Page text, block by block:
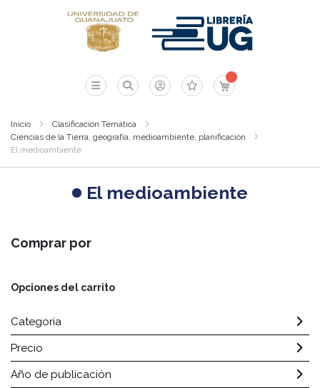
Mi carrito
Inicio
Clasificación Temática
Ciencias de la Tierra, geografía, medioambiente, planificación
El medioambiente
El medioambiente
Comprar por
Opciones del carrito
Categoría
Precio
Año de publicación